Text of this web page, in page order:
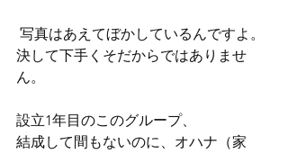
決して下手くそだからではありませ
ん。
設立1年目のこのグループ、
結成して間もないのに、オハナ（家